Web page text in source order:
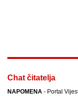
Chat čitatelja
NAPOMENA - Portal